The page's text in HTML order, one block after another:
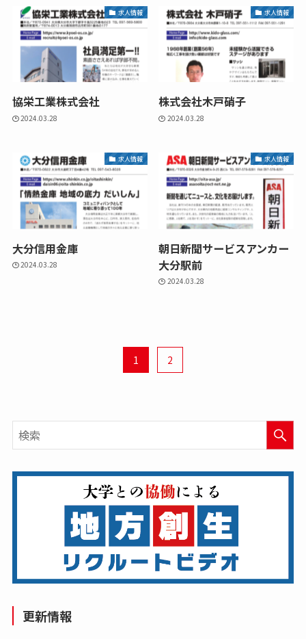
求人情報
協栄工業株式会社
2024.03.28
求人情報
株式会社木戸硝子
2024.03.28
求人情報
大分信用金庫
2024.03.28
求人情報
朝日新聞サービスアンカー
大分駅前
2024.03.28
1 2
更新情報